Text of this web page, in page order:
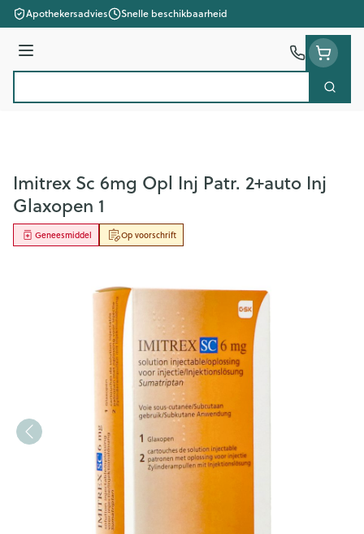
Ga naar de inhoud
Apothekersadvies Snelle beschikbaarheid
Menu
Zoek
Imitrex Sc 6mg Opl Inj Patr. 2+auto Inj
Glaxopen 1
Op voorschrift
Geneesmiddel